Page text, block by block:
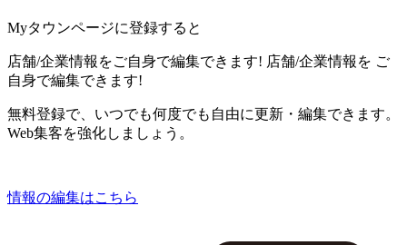
Myタウンページに登録すると
店舗/企業情報をご自身で編集できます! 店舗/企業情報を ご
自身で編集できます!
無料登録で、いつでも何度でも自由に更新・編集できます。
Web集客を強化しましょう。
情報の編集はこちら